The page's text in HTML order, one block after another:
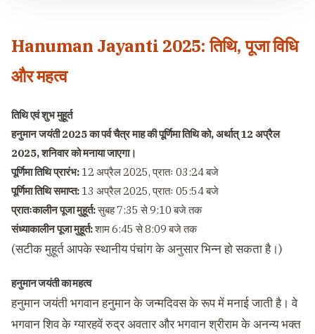
Hanuman Jayanti 2025: तिथि, पूजा विधि
और महत्व
तिथि एवं शुभ मुहूर्त
हनुमान जयंती 2025 का पर्व चैत्र माह की पूर्णिमा तिथि को, अर्थात् 12 अप्रैल
2025, शनिवार को मनाया जाएगा।
पूर्णिमा तिथि प्रारंभ: 12 अप्रैल 2025, प्रातः 03:24 बजे
पूर्णिमा तिथि समाप्त: 13 अप्रैल 2025, प्रातः 05:54 बजे
प्रातःकालीन पूजा मुहूर्त:सुबह 7:35 से 9:10 बजे तक
संध्याकालीन पूजा मुहूर्त:शाम 6:45 से 8:09 बजे तक
(सटीक मुहूर्त आपके स्थानीय पंचांग के अनुसार भिन्न हो सकता है।)
हनुमान जयंती का महत्व
हनुमान जयंती भगवान हनुमान के जन्मदिवस के रूप में मनाई जाती है। वे
भगवान शिव के ग्यारहवें रुद्र अवतार और भगवान श्रीराम के अनन्य भक्त